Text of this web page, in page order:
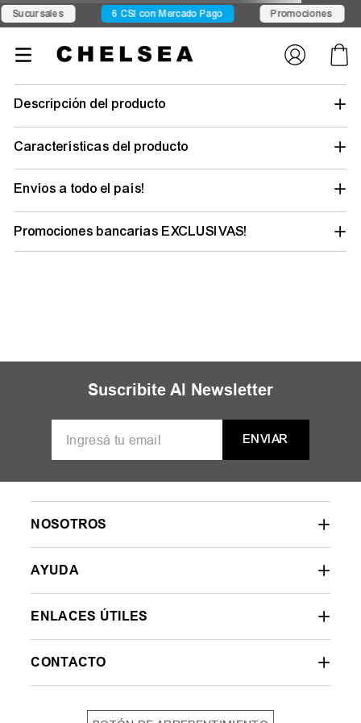
6 CSI con Mercado Pago Promociones
Descripción del producto
Características del producto
Envíos a todo el país!
Promociones bancarias EXCLUSIVAS!
Suscribite Al Newsletter
ENVIAR
NOSOTROS
AYUDA
ENLACES ÚTILES
CONTACTO